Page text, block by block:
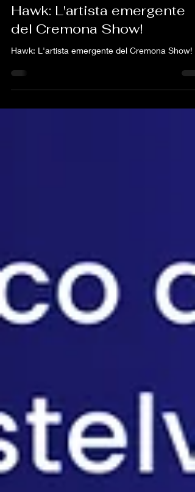
facemanagementspet
28 feb 2025
Tempo di lettura: 1 min
Hawk: L'artista emergente
del Cremona Show!
Hawk: L'artista emergente del Cremona Show!